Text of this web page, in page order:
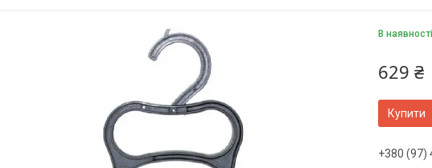
В наявності
629 ₴
Купити
+380 (97)